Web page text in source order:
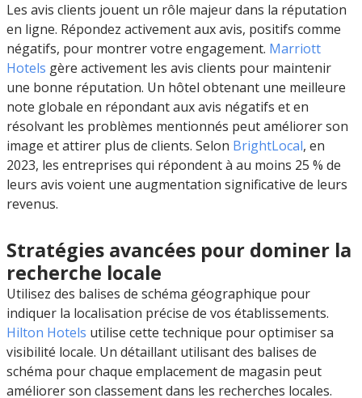
Les avis clients jouent un rôle majeur dans la réputation
en ligne. Répondez activement aux avis, positifs comme
négatifs, pour montrer votre engagement. Marriott
Hotels gère activement les avis clients pour maintenir
une bonne réputation. Un hôtel obtenant une meilleure
note globale en répondant aux avis négatifs et en
résolvant les problèmes mentionnés peut améliorer son
image et attirer plus de clients. Selon BrightLocal, en
2023, les entreprises qui répondent à au moins 25 % de
leurs avis voient une augmentation significative de leurs
revenus.
Stratégies avancées pour dominer la
recherche locale
Utilisez des balises de schéma géographique pour
indiquer la localisation précise de vos établissements.
Hilton Hotels utilise cette technique pour optimiser sa
visibilité locale. Un détaillant utilisant des balises de
schéma pour chaque emplacement de magasin peut
améliorer son classement dans les recherches locales.